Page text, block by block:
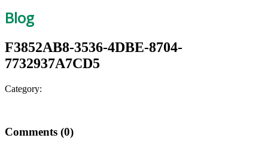
Blog
F3852AB8-3536-4DBE-8704-
7732937A7CD5
Category:
Comments (0)